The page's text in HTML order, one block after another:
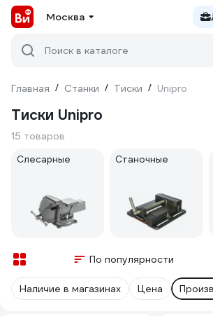
Москва
Поиск в каталоге
Главная / Станки / Тиски / Unipro
Тиски Unipro
15 товаров
Слесарные Станочные
По популярности
Наличие в магазинах Цена